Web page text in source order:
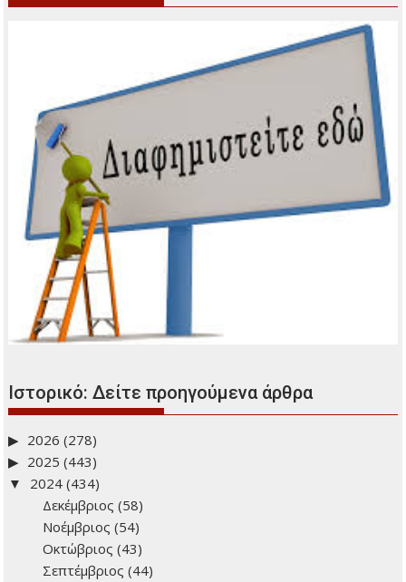
Ιστορικό: Δείτε προηγούμενα άρθρα
2026 (278)
2025 (443)
2024 (434)
Δεκέμβριος (58)
Νοέμβριος (54)
Οκτώβριος (43)
Σεπτέμβριος (44)